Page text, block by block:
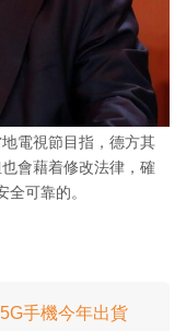
電視節目指，德方其
會藉着修改法律，確
可靠的。
手機今年出貨